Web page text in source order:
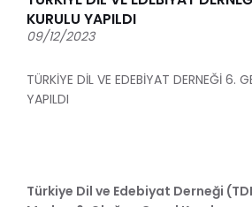
KURULU YAPILDI
09/12/2023
TÜRKİYE DİL VE EDEBİYAT DERNEĞİ 6.
YAPILDI
Türkiye Dil ve Edebiyat Derneği